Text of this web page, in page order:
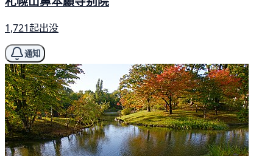
1,721起出没
通知